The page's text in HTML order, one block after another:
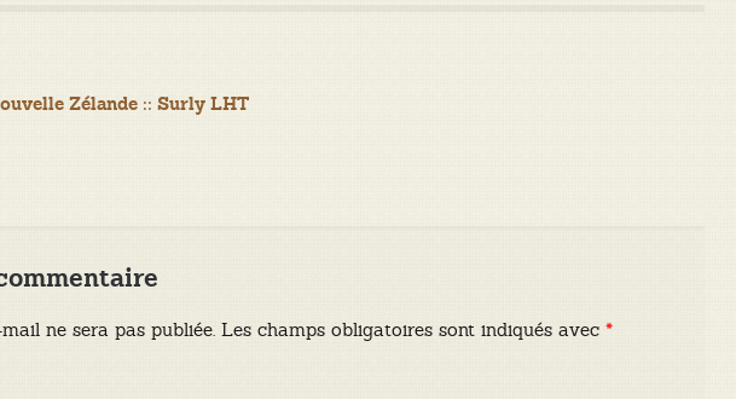
Zélande :: Surly LHT
ne sera pas publiée. Les champs obligatoires sont indiqués avec*